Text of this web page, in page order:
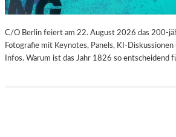
C/O Berlin feiert am 22. August 2026 das 200-
Fotografie mit Keynotes, Panels, KI-
Infos. Warum ist das Jahr 1826 so entscheidend